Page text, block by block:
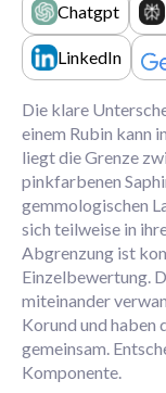
Chatgpt
LinkedIn
Die klare
einem Rubin kann
liegt die Grenze
pinkfarbenen
gemmologischen
sich teilweise in
Abgrenzung ist
Einzelbewertung.
miteinander
Korund und haben
gemeinsam.
Komponente.